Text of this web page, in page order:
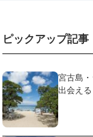
ピックアップ記事
宮古島
出会え